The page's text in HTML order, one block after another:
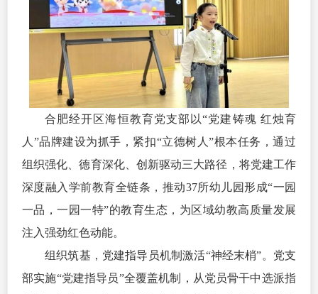
合肥经开区海恒教育党支部以“党建铸魂 红烛育
人”品牌建设为抓手，紧扣“立德树人”根本任务，通过
组织强化、德育深化、创新驱动三大路径，将党建工作
深度融入学前教育全链条，推动37所幼儿园形成“一园
一品，一园一特”的教育生态，为区域幼教高质量发展
注入强劲红色动能。
组织筑基，党建指导员机制激活“神经末梢”。党支
部实施“党建指导员”全覆盖机制，从党员骨干中选派指